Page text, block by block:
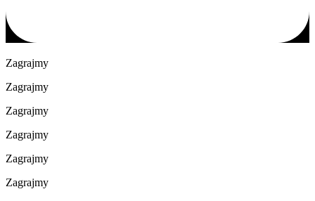
Zagrajmy
Zagrajmy
Zagrajmy
Zagrajmy
Zagrajmy
Zagrajmy